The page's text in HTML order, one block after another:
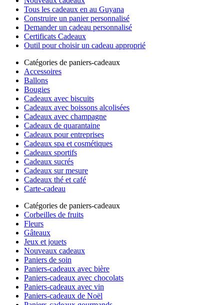
Tous les cadeaux en au Guyana
Construire un panier personnalisé
Demander un cadeau personnalisé
Certificats Cadeaux
Outil pour choisir un cadeau approprié
Catégories de paniers-cadeaux
Accessoires
Ballons
Bougies
Cadeaux avec biscuits
Cadeaux avec boissons alcolisées
Cadeaux avec champagne
Cadeaux de quarantaine
Cadeaux pour entreprises
Cadeaux spa et cosmétiques
Cadeaux sportifs
Cadeaux sucrés
Cadeaux sur mesure
Cadeaux thé et café
Carte-cadeau
Catégories de paniers-cadeaux
Corbeilles de fruits
Fleurs
Gâteaux
Jeux et jouets
Nouveaux cadeaux
Paniers de soin
Paniers-cadeaux avec bière
Paniers-cadeaux avec chocolats
Paniers-cadeaux avec vin
Paniers-cadeaux de Noël